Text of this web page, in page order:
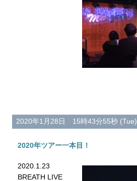
2020年1月28日 15時43分55秒 (Tue)
2020年ツアー一本目！
2020.1.23
BREATH LIVE